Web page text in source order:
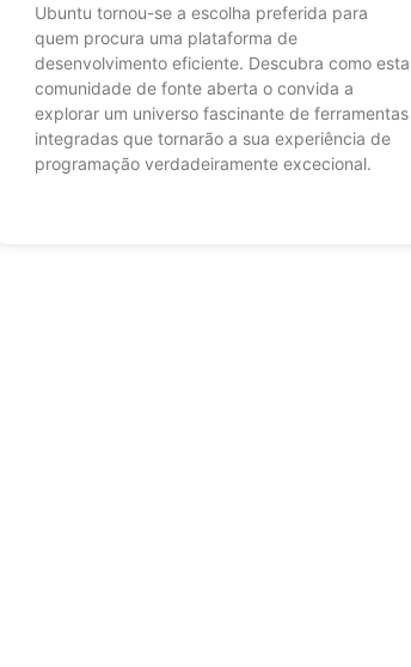
Ubuntu tornou-se a escolha preferida para
quem procura uma plataforma de
desenvolvimento eficiente. Descubra como esta
comunidade de fonte aberta o convida a
explorar um universo fascinante de ferramentas
integradas que tornarão a sua experiência de
programação verdadeiramente excecional.